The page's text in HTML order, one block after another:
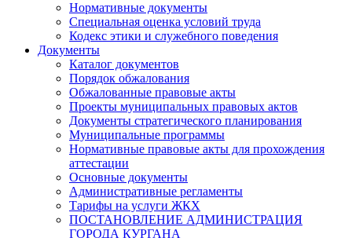
Нормативные документы
Специальная оценка условий труда
Кодекс этики и служебного поведения
Документы
Каталог документов
Порядок обжалования
Обжалованные правовые акты
Проекты муниципальных правовых актов
Документы стратегического планирования
Муниципальные программы
Нормативные правовые акты для прохождения
аттестации
Основные документы
Административные регламенты
Тарифы на услуги ЖКХ
ПОСТАНОВЛЕНИЕ АДМИНИСТРАЦИЯ
ГОРОДА КУРГАНА